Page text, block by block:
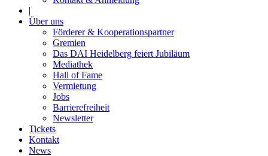
|
Über uns
Förderer & Kooperationspartner
Gremien
Das DAI Heidelberg feiert Jubiläum
Mediathek
Hall of Fame
Vermietung
Jobs
Barrierefreiheit
Newsletter
Tickets
Kontakt
News